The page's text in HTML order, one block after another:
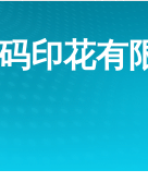
印花有